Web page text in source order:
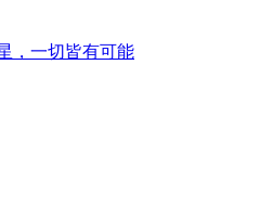
，一切皆有可能